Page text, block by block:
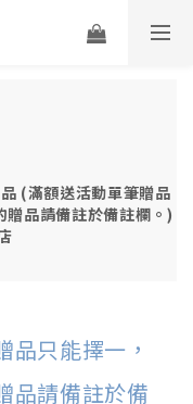
(滿額送活動單筆贈品
贈品請備註於備註欄。)
品只能擇一，
品請備註於備